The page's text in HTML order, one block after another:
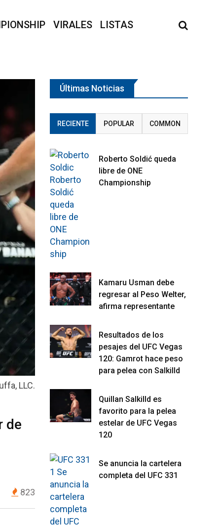
VIRALES LISTAS
LLC.
de
823
Últimas Noticias
RECIENTE POPULAR COMMON
Roberto Soldić queda
libre de ONE
Championship
Kamaru Usman debe
regresar al Peso Welter,
afirma representante
Resultados de los
pesajes del UFC Vegas
120: Gamrot hace peso
para pelea con Salkilld
Quillan Salkilld es
favorito para la pelea
estelar de UFC Vegas
120
Se anuncia la cartelera
completa del UFC 331